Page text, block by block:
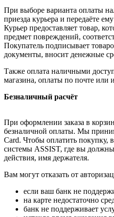
При выборе варианта оплаты
приезда курьера и передаёте
Курьер предоставляет товар,
предмет повреждений,
Покупатель подписывает
документы, вносит денежные
Также оплата наличными
магазина, оплаты по почте или
Безналичный расчёт
При оформлении заказа в
безналичной оплаты. Мы
Card. Чтобы оплатить покупку,
системы ASSIST, где вы
действия, имя держателя.
Вам могут отказать от
если ваш банк не
на карте недостаточно
банк не поддерживает